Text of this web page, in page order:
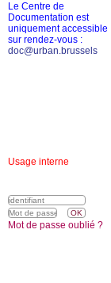
Le Centre de
Documentation est
uniquement accessible
sur rendez-vous :
doc@urban.brussels
Usage interne
Mot de passe oublié ?